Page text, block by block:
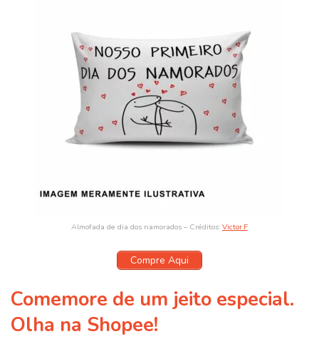
Almofada de dia dos namorados – Créditos: Victor.F
Compre Aqui
Comemore de um jeito especial.
Olha na Shopee!